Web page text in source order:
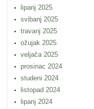
lipanj 2025
svibanj 2025
travanj 2025
ožujak 2025
veljača 2025
prosinac 2024
studeni 2024
listopad 2024
lipanj 2024